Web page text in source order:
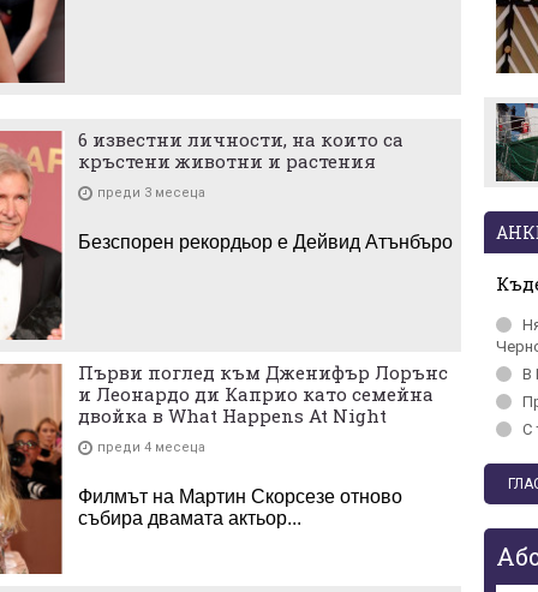
6 известни личности, на които са
кръстени животни и растения
преди 3 месеца
Безспорен рекордьор е Дейвид Атънбъро
Първи поглед към Дженифър Лорънс
и Леонардо ди Каприо като семейна
двойка в What Happens At Night
преди 4 месеца
Филмът на Мартин Скорсезе отново
събира двамата актьор...
В
С